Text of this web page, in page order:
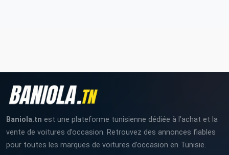
Baniola.tn est une plateforme tunisienne dédiée à l’achat et la
vente de voitures d’occasion. Retrouvez des annonces fiables
pour toutes les marques de voitures d’occasion en Tunisie.